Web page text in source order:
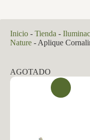
Inicio - Tienda -
Nature - Aplique
AGOTADO